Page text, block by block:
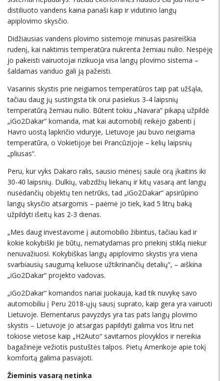
distiliuoto vandens kaina panaši kaip ir vidutinio langų
apiplovimo skysčio.
Didžiausias vandens plovimo sistemoje minusas pasireiškia
rudenį, kai naktimis temperatūra nukrenta žemiau nulio. Nespėję
jo pakeisti vairuotojai rizikuoja visa langų plovimo sistema –
šaldamas vanduo gali ją pažeisti.
Vasarinis skystis prie neigiamos temperatūros taip pat užšąla,
tačiau daug jų sustingsta tik orui pasiekus 3-4 laipsnių
temperatūrą žemiau nulio. Būtent tokiu „Navara“ pikapą užpildė
„iGo2Dakar“ komanda, mat kai automobilį reikėjo gabenti į
Havro uostą lapkričio viduryje, Lietuvoje jau buvo neigiama
temperatūra, o Vokietijoje bei Prancūzijoje – kelių laipsnių
„pliusas“.
Peru, kur vyks Dakaro ralis, sausio mėnesį saulė orą įkaitins iki
30-40 laipsnių. Dulkių, vabzdžių liekanų ir kitų vasarą ant langų
nusėdančių objektų ten netrūks, tad „iGo2Dakar“ apsirūpino
langų skysčio atsargomis – paėmė jo tiek, kad 5 litrų baką
užpildyti išeitų kas 2-3 dienas.
„Mes daug investavome į automobilio žibintus, tačiau kad ir
kokie kokybiški jie būtų, nematydamas pro priekinį stiklą niekur
nenuvažiuosi. Kokybiškas langų apiplovimo skystis yra viena
svarbiausių saugumą keliuose užtikrinančių detalių“, – aiškina
„iGo2Dakar“ projekto vadovas.
„iGo2Dakar“ komandos nariai juokauja, kad tik nuvykę savo
automobiliu į Peru 2018-ųjų sausį suprato, kaip gera yra vairuoti
Lietuvoje. Elementarus pavyzdys yra tas pats langų plovimo
skystis – Lietuvoje jo atsargas papildyti galima vos litru net
tokiose vietose kaip „H2Auto“ savitarnos plovyklos ir nereikia
bagažinėje vežiotis pustuštės talpos. Pietų Amerikoje apie tokį
komfortą galima pasvajoti.
Žieminis vasarą netinka